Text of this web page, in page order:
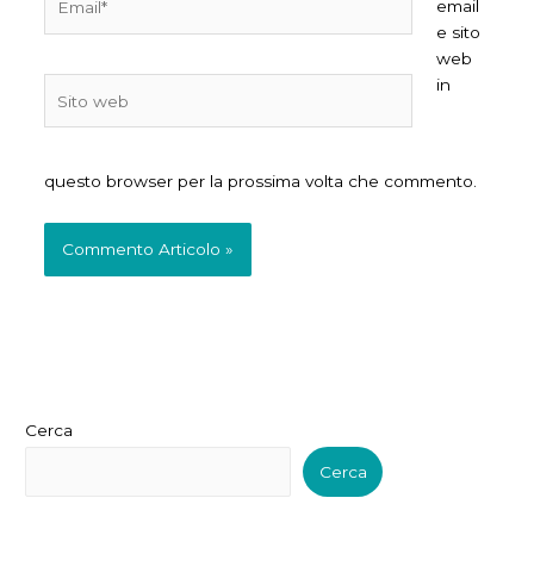
web
email
e sito
web
in
questo browser per la prossima volta che commento.
Cerca
Cerca